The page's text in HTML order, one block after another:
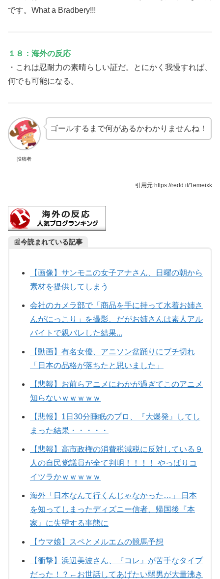
です。What a Bradbery!!!
１８：海外の反応
・これは忍耐力の素晴らしい証だ。とにかく我慢すれば、
何でも可能になる。
投稿者
ゴールするまで何があるかわかりませんね！
引用元:https://redd.it/1emeixk
📰今読まれている記事
【画像】サンモニの女子アナさん、日曜の朝から
素材を提供してしまう
会社のカメラ部で「商品を手に持って水着お姉さ
んがにっこり」を撮影、だがお姉さんは素人アル
バイトで親バレした結果...
【動画】有名女優、アニソン盆踊りにブチ切れ
「日本の品格が落ちたと思いました」
【悲報】お前らアニメにわかが過ぎてこのアニメ
知らないｗｗｗｗｗ
【悲報】1日30分睡眠のプロ、『大爆発』してし
まった結果・・・・・
【悲報】高市政権の消費税減税に反対している９
人の自民党議員が全て判明！！！！ やっぱりコ
イツラかｗｗｗｗｗ
海外「日本なんて行くんじゃなかった…」 日本
を知ってしまったディズニー信者、帰国後『本
家』に失望する事態に
【ウマ娘】スペとメルエムの競馬予想
【衝撃】浜辺美波さん、『コレ』が苦手なタイプ
だった！？←お世話してあげたい弱男が大量沸き